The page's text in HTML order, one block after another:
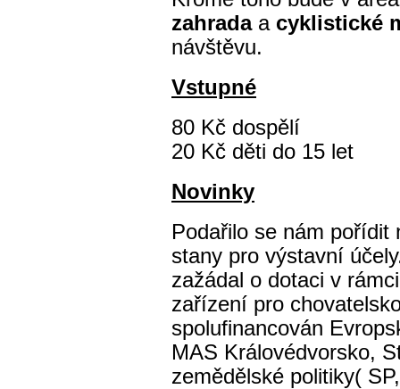
zahradaa cyklistické
návštěvu.
Vstupné
80 Kč dospělí
20 Kč děti do 15 let
Novinky
Podařilo se nám pořídit
stany pro výstavní
zažádal o dotaci v
zařízení pro
spolufinancován
MAS Královédvorsko,
zemědělské politiky(